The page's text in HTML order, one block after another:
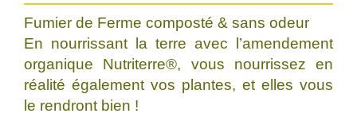
Fumier de Ferme composté & sans odeur
En nourrissant la terre avec l’amendement
organique Nutriterre®, vous nourrissez en
réalité également vos plantes, et elles vous
le rendront bien !